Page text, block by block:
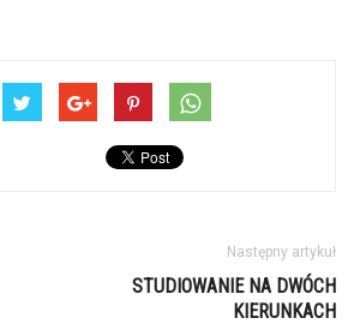
Następny artykuł
STUDIOWANIE NA DWÓCH
KIERUNKACH